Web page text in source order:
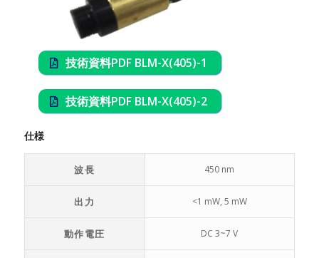
技術資料PDF BLM-X(405)-1
技術資料PDF BLM-X(405)-2
仕様
波長 450 nm
出力 <1 mW, 5 mW
動作電圧 DC 3~7 V